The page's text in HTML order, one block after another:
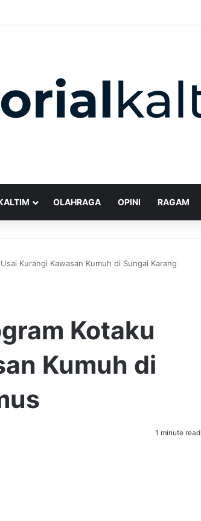
OLAHRAGA OPINI RAGAM
Kurangi Kawasan Kumuh di Sungai Karang
Kotaku
Kumuh di
1 minute read